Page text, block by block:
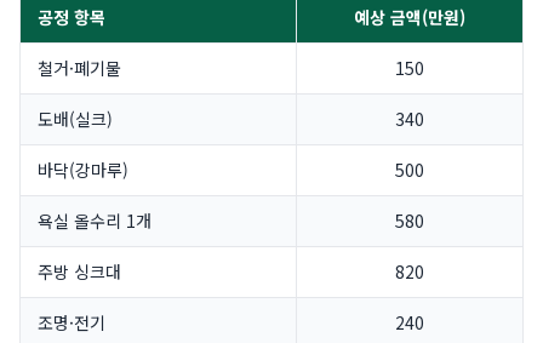
공정 항목 예상 금액(만원)
철거·폐기물 150
도배(실크) 340
바닥(강마루) 500
욕실 올수리 1개 580
주방 싱크대 820
조명·전기 240